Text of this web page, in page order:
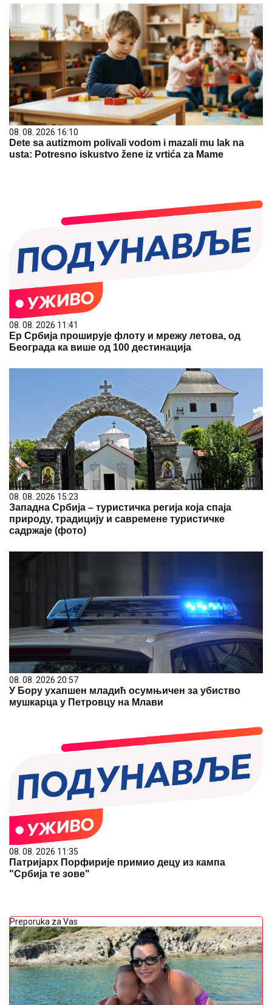
08. 08. 2026 16:10
Dete sa autizmom polivali vodom i mazali mu lak na
usta: Potresno iskustvo žene iz vrtića za Mame
08. 08. 2026 11:41
Ер Србија проширује флоту и мрежу летова, од
Београда ка више од 100 дестинација
08. 08. 2026 15:23
Западна Србија – туристичка регија која спаја
природу, традицију и савремене туристичке
садржаје (фото)
08. 08. 2026 20:57
У Бору ухапшен младић осумњичен за убиство
мушкарца у Петровцу на Млави
08. 08. 2026 11:35
Патријарх Порфирије примио децу из кампа
"Србија те зове"
Preporuka za Vas